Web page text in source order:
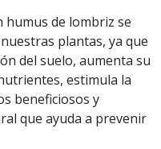
humus de lombriz se
plantas, ya que
del suelo, aumenta su
estimula la
beneficiosos y
que ayuda a prevenir